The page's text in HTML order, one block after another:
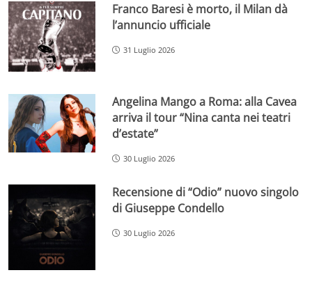
Franco Baresi è morto, il Milan dà
l’annuncio ufficiale
31 Luglio 2026
Angelina Mango a Roma: alla Cavea
arriva il tour “Nina canta nei teatri
d’estate”
30 Luglio 2026
Recensione di “Odio” nuovo singolo
di Giuseppe Condello
30 Luglio 2026